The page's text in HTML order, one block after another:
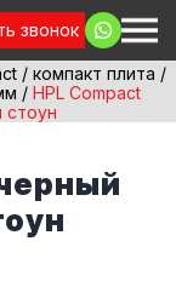
звонок
/ компакт плита /
/ HPL Compact
стоун